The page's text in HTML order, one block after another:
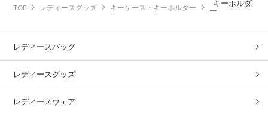
TOP レディースグッズ キーケース・キーホルダー
キーホルダ
ー
レディースバッグ
レディースグッズ
レディースウェア